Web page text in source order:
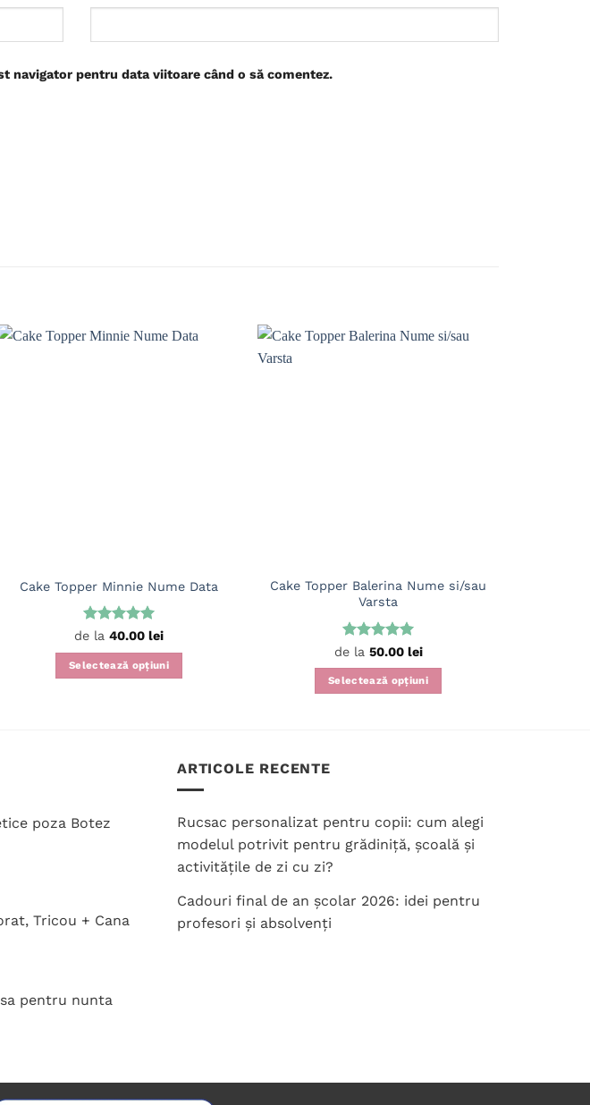
navigator pentru data viitoare când o să comentez.
Cake Topper Minnie Nume Data
Evaluat la
de la 40.00 lei
Selectează opțiuni
produsului.
Cake Topper Balerina Nume si/sau
Varsta
Evaluat la
de la 50.00 lei
Selectează opțiuni
Opțiunile
pot
în
poza Botez
Tricou + Cana
pentru nunta
ARTICOLE RECENTE
Rucsac personalizat pentru copii: cum alegi
modelul potrivit pentru grădiniță, școală și
activitățile de zi cu zi?
Cadouri final de an școlar 2026: idei pentru
profesori și absolvenți